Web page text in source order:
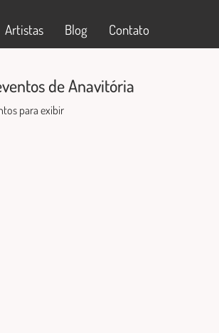
Artistas Blog Contato
de Anavitória
para exibir